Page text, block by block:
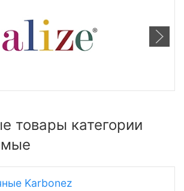
товары категории
Karbonez